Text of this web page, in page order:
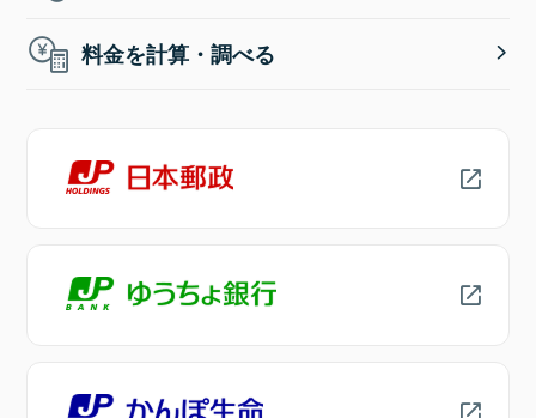
料金を計算・調べる